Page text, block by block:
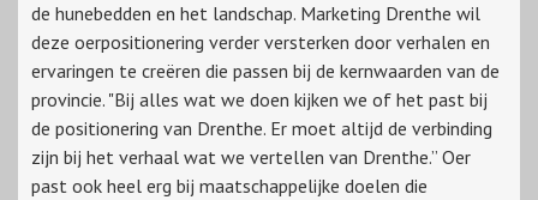
de hunebedden en het landschap. Marketing Drenthe wil
deze oerpositionering verder versterken door verhalen en
ervaringen te creëren die passen bij de kernwaarden van de
provincie. "Bij alles wat we doen kijken we of het past bij
de positionering van Drenthe. Er moet altijd de verbinding
zijn bij het verhaal wat we vertellen van Drenthe.” Oer
past ook heel erg bij maatschappelijke doelen die